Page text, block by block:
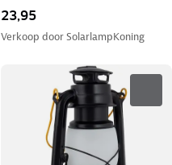
23,95
Verkoop doorSolarlampKoning